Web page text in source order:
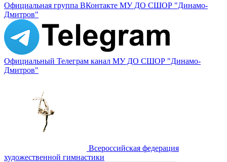
Официальная группа ВКонтакте МУ ДО СШОР "Динамо-
Дмитров"
Официальный Телеграм канал МУ ДО СШОР "Динамо-
Дмитров"
Всероссийская федерация
художественной гимнастики